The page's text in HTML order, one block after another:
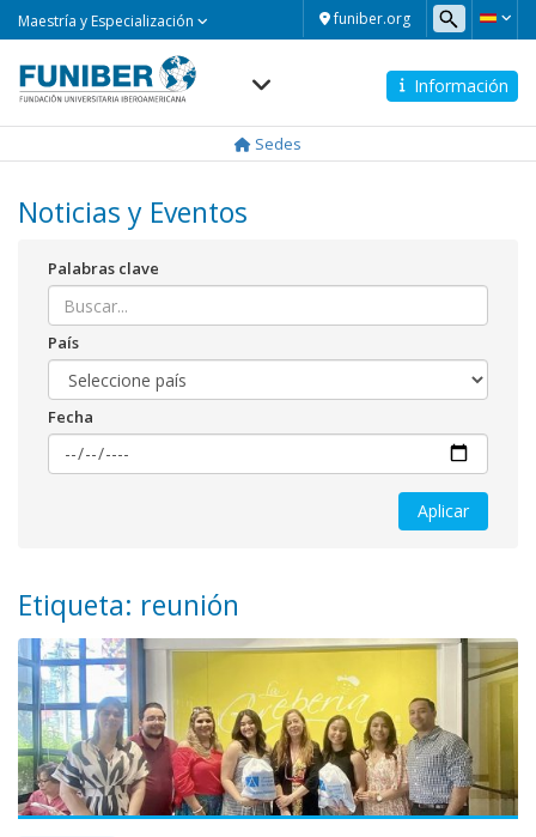
funiber.org
Maestría y Especialización
Información
Sedes
Noticias y Eventos
Palabras clave
País
Fecha
Etiqueta: reunión